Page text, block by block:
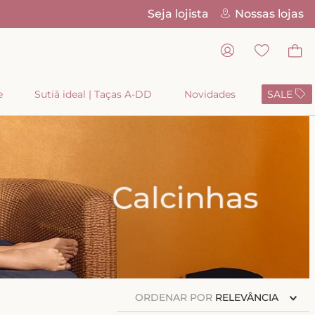
Seja lojista Nossas lojas
Sutiã ideal | Taças A-DD Novidades SALE
ORDENAR POR RELEVÂNCIA